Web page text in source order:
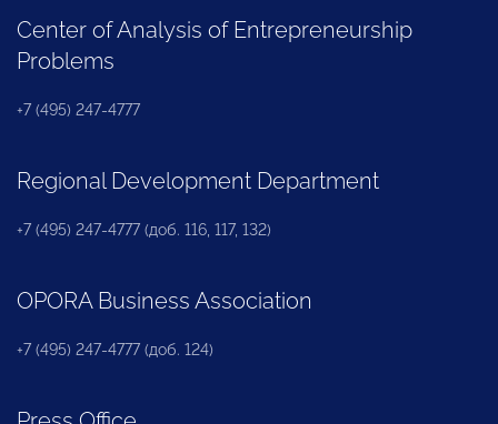
Center of Analysis of Entrepreneurship
Problems
+7 (495) 247-4777
Regional Development Department
+7 (495) 247-4777 (доб. 116, 117, 132)
OPORA Business Association
+7 (495) 247-4777 (доб. 124)